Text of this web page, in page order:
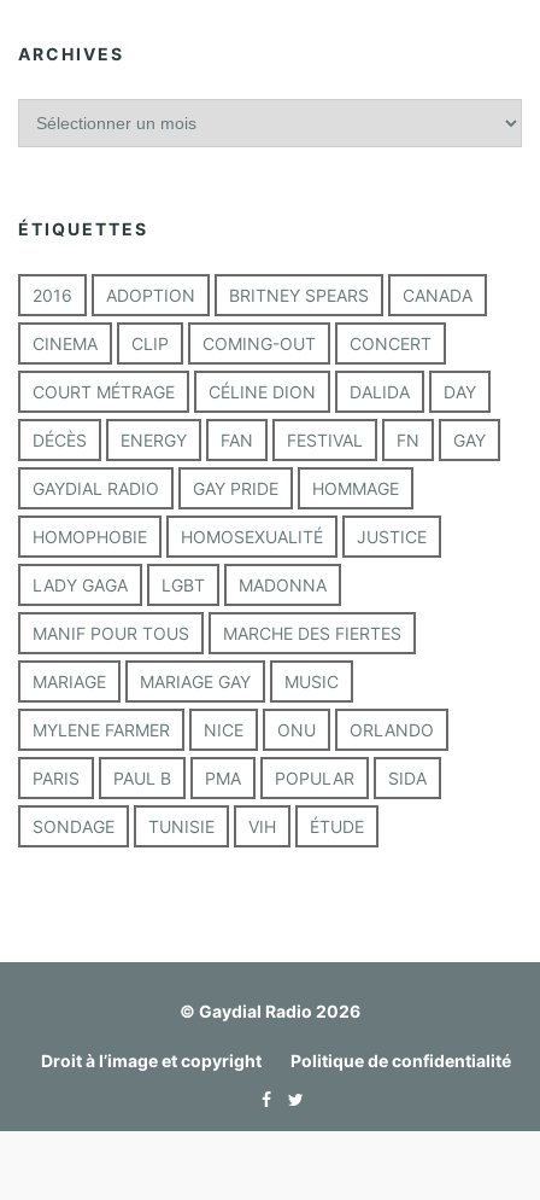
ARCHIVES
v
ÉTIQUETTES
2016 ADOPTION BRITNEY SPEARS CANADA
CINEMA CLIP COMING-OUT CONCERT
COURT MÉTRAGE CÉLINE DION DALIDA DAY
DÉCÈS ENERGY FAN FESTIVAL FN GAY
GAYDIAL RADIO GAY PRIDE HOMMAGE
HOMOPHOBIE HOMOSEXUALITÉ JUSTICE
LADY GAGA LGBT MADONNA
MANIF POUR TOUS MARCHE DES FIERTES
MARIAGE MARIAGE GAY MUSIC
MYLENE FARMER NICE ONU ORLANDO
PARIS PAUL B PMA POPULAR SIDA
SONDAGE TUNISIE VIH ÉTUDE
© Gaydial Radio 2026
Droit à l’image et copyright Politique de confidentialité